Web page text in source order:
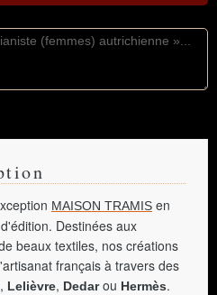
MAISON TRAMIS en
Destinées aux
beaux textiles, nos créations
français à travers des
, Lelièvre, Dedarou Hermès.